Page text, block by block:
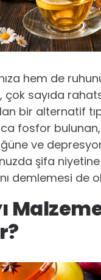
hem de
sayıda
bir alternatif
fosfor
ve
şifa
demlemesi de